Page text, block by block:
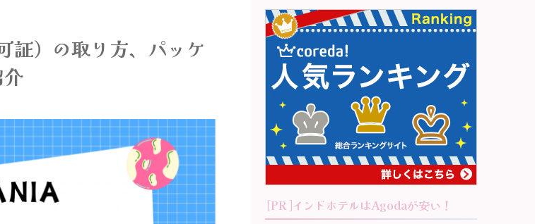
証）の取り方、パッケ
[PR]インドホテルはAgodaが安い！